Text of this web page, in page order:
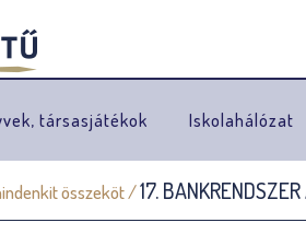
társasjátékok Iskolahálózat
összeköt/17.